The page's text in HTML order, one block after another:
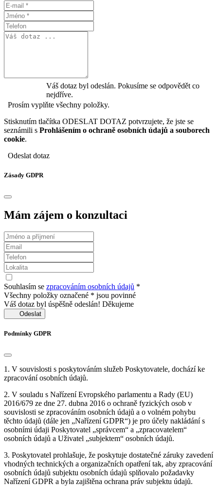
Váš dotaz byl odeslán. Pokusíme se odpovědět co
nejdříve.
Prosím vyplňte všechny položky.
Stisknutím tlačítka ODESLAT DOTAZ potvrzujete, že jste se
seznámili s Prohlášením o ochraně osobních údajů a souborech
cookie.
Odeslat dotaz
Zásady GDPR
Mám zájem o konzultaci
Souhlasím se zpracováním osobních údajů *
Všechny položky označené * jsou povinné
Váš dotaz byl úspěšně odeslán! Děkujeme
Odeslat
Podmínky GDPR
1. V souvislosti s poskytováním služeb Poskytovatele, dochází ke
zpracování osobních údajů.
2. V souladu s Nařízení Evropského parlamentu a Rady (EU)
2016/679 ze dne 27. dubna 2016 o ochraně fyzických osob v
souvislosti se zpracováním osobních údajů a o volném pohybu
těchto údajů (dále jen „Nařízení GDPR“) je pro účely nakládání s
osobními údaji Poskytovatel „správcem“ a „zpracovatelem“
osobních údajů a Uživatel „subjektem“ osobních údajů.
3. Poskytovatel prohlašuje, že poskytuje dostatečné záruky zavedení
vhodných technických a organizačních opatření tak, aby zpracování
osobních údajů subjektu osobních údajů splňovalo požadavky
Nařízení GDPR a byla zajištěna ochrana práv subjektu údajů.